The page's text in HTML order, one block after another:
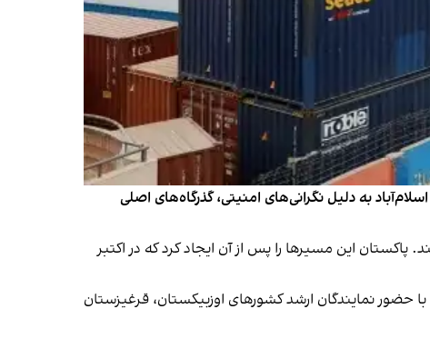
به دلیل نگرانی‌های امنیتی، گذرگاه‌های اصلی
می‌کنند. پاکستان این مسیرها را پس از آن ایجاد کرد که در اکتبر
و با حضور نمایندگان ارشد کشورهای اوزبیکستان، قرغیزستان